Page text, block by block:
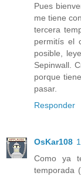
Pues
me tiene
tercera
permitís el
posible,
Sepinwall.
porque
pasar.
Responder
OsKar108
Como ya
temporada